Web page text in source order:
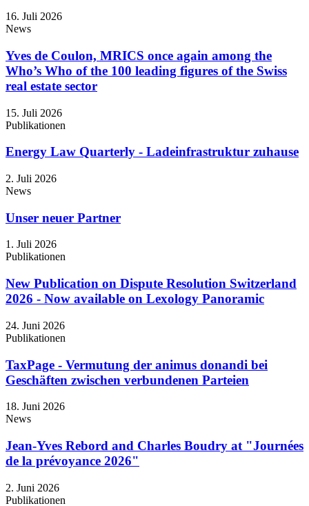
16. Juli 2026
News
Yves de Coulon, MRICS once again among the
Who’s Who of the 100 leading figures of the Swiss
real estate sector
15. Juli 2026
Publikationen
Energy Law Quarterly - Ladeinfrastruktur zuhause
2. Juli 2026
News
Unser neuer Partner
1. Juli 2026
Publikationen
New Publication on Dispute Resolution Switzerland
2026 - Now available on Lexology Panoramic
24. Juni 2026
Publikationen
TaxPage - Vermutung der animus donandi bei
Geschäften zwischen verbundenen Parteien
18. Juni 2026
News
Jean-Yves Rebord and Charles Boudry at "Journées
de la prévoyance 2026"
2. Juni 2026
Publikationen